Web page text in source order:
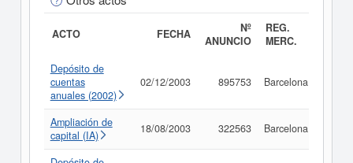
ACTO FECHA
Nº
ANUNCIO
REG.
MERC.
Depósito de
cuentas
anuales (2002)
02/12/2003 895753 Barcelona
Ampliación de
capital (IA)
18/08/2003 322563 Barcelona